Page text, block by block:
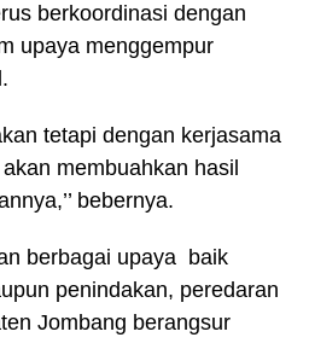
berkoordinasi dengan
upaya menggempur
tetapi dengan kerjasama
membuahkan hasil
bebernya.
berbagai upaya baik
penindakan, peredaran
Jombang berangsur